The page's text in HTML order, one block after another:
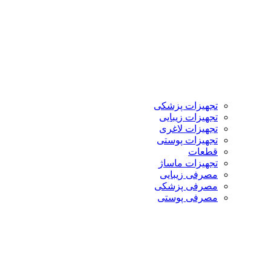
تجهیزات پزشکی
تجهیزات زیبایی
تجهیزات لاغری
تجهیزات پوستی
قطعات
تجهیزات ماساژ
مصرفی زیبایی
مصرفی پزشکی
مصرفی پوستی